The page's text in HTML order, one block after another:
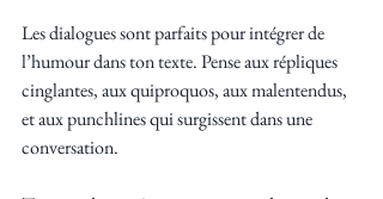
Les dialogues sont parfaits pour intégrer de
l’humour dans ton texte. Pense aux répliques
cinglantes, aux quiproquos, aux malentendus,
et aux punchlines qui surgissent dans une
conversation.